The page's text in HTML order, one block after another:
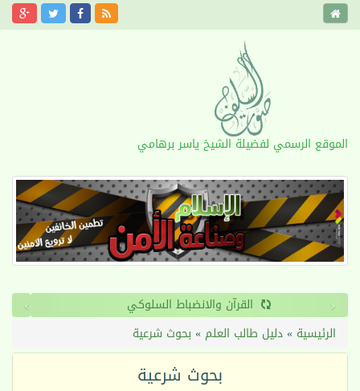
الموقع الرسمي لفضيلة الشيخ ياسر برهامي
القرآن والانضباط السلوكي ‹
›
الرئيسية »دليل طالب العلم » بحوث شرعية
بحوث شرعية